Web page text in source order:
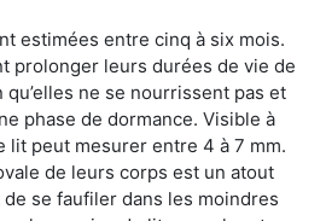
estimées entre cinq à six mois.
prolonger leurs durées de vie de
qu’elles ne se nourrissent pas et
phase de dormance. Visible à
lit peut mesurer entre 4 à 7 mm.
de leurs corps est un atout
se faufiler dans les moindres